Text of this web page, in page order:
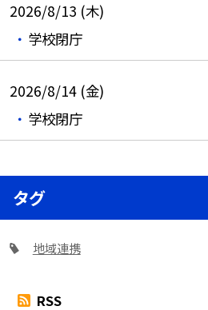
2026/8/13 (木)
学校閉庁
2026/8/14 (金)
学校閉庁
タグ
地域連携
RSS